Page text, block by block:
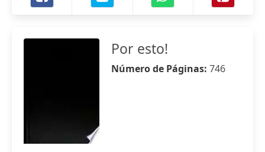
Por esto!
Número de Páginas: 746